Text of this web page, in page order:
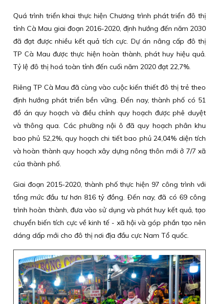
Quá trình triển khai thực hiện Chương trình phát triển đô thị
tỉnh Cà Mau giai đoạn 2016-2020, định hướng đến năm 2030
đã đạt được nhiều kết quả tích cực. Dự án nâng cấp đô thị
TP Cà Mau được thực hiện hoàn thành, phát huy hiệu quả.
Tỷ lệ đô thị hoá toàn tỉnh đến cuối năm 2020 đạt 22,7%.
Riêng TP Cà Mau đã cùng vào cuộc kiến thiết đô thị trẻ theo
định hướng phát triển bền vững. Ðến nay, thành phố có 51
đồ án quy hoạch và điều chỉnh quy hoạch được phê duyệt
và thông qua. Các phường nội ô đã quy hoạch phân khu
bao phủ 52,2%, quy hoạch chi tiết bao phủ 24,04% diện tích
và hoàn thành quy hoạch xây dựng nông thôn mới ở 7/7 xã
của thành phố.
Giai đoạn 2015-2020, thành phố thực hiện 97 công trình với
tổng mức đầu tư hơn 816 tỷ đồng. Ðến nay, đã có 69 công
trình hoàn thành, đưa vào sử dụng và phát huy kết quả, tạo
chuyển biến tích cực về kinh tế - xã hội và góp phần tạo nên
dáng dấp mới cho đô thị nơi địa đầu cực Nam Tổ quốc.